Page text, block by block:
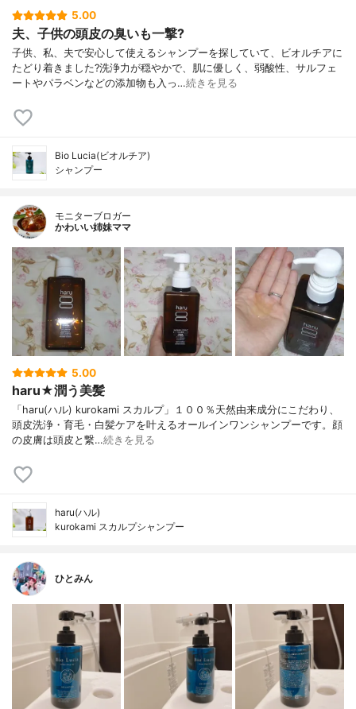
5.00
夫、子供の頭皮の臭いも一撃?
子供、私、夫で安心して使えるシャンプーを探していて、ビオルチアに
たどり着きました?洗浄力が穏やかで、肌に優しく、弱酸性、サルフェ
ートやパラベンなどの添加物も入っ…続きを見る
Bio Lucia(ビオルチア)
シャンプー
モニターブロガー
かわいい姉妹ママ
5.00
haru★潤う美髪
「haru(ハル) kurokami スカルプ」１００％天然由来成分にこだわり、
頭皮洗浄・育毛・白髪ケアを叶えるオールインワンシャンプーです。顔
の皮膚は頭皮と繋…続きを見る
haru(ハル)
kurokami スカルプシャンプー
ひとみん